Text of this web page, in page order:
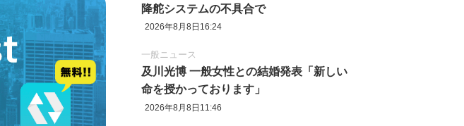
降舵システムの不具合で
2026年8月8日16:24
一般ニュース
及川光博 一般女性との結婚発表「新しい
命を授かっております」
2026年8月8日11:46